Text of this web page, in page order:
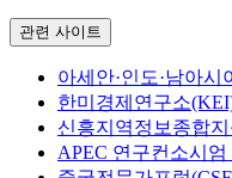
관련 사이트
아세안·인도·남아
한미경제연구소
신흥지역정보종합
APEC 연구컨소시엄